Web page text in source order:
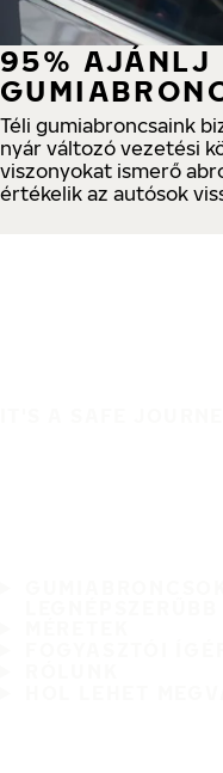
95% AJÁNLJ
Téli gumiabroncsaink
nyár változó vezetési
viszonyokat ismerő
értékelik az autósok